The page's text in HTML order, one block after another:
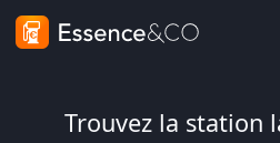
Trouvez la station